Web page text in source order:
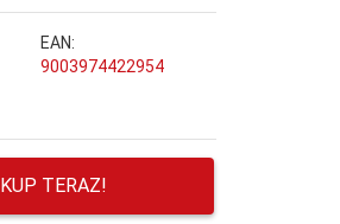
EAN:
9003974422954
KUP TERAZ!